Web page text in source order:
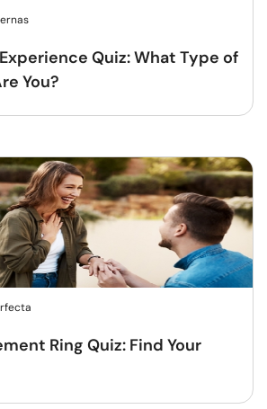
Quiz: What Type of
You?
Ring Quiz: Find Your